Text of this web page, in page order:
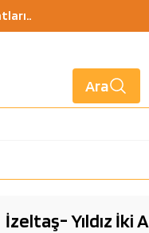
Ara
İzeltaş- Yıldız İki